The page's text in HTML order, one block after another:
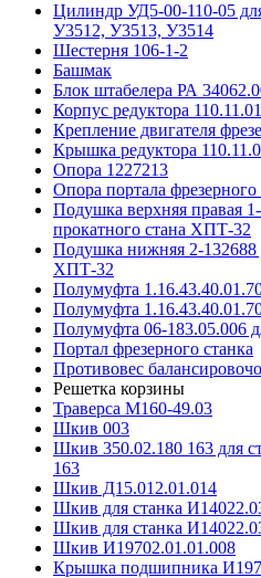
Цилиндр УД5-00-110-05
У3512, У3513, У3514
Шестерня 106-1-2
Башмак
Блок штабелера РА
Корпус редуктора
Крепление двигателя
Крышка редуктора
Опора 1227213
Опора портала фрезерного
Подушка верхняя правая
прокатного стана ХПТ-32
Подушка нижняя 2-132688
ХПТ-32
Полумуфта
Полумуфта
Полумуфта 06-183.05.006
Портал фрезерного станка
Противовес
Решетка корзины
Траверса М160-49.03
Шкив 003
Шкив 350.02.180 163 для
163
Шкив Д15.012.01.014
Шкив для станка
Шкив для станка
Шкив И19702.01.01.008
Крышка подшипника